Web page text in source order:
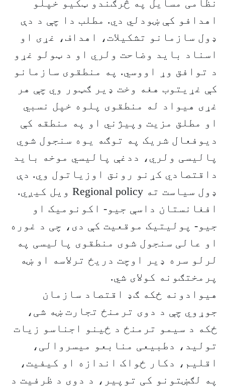
نظامی مسایل په څرګندو ټکیو خپلو
اهدافو کې ښودلي دي. مطلب دا چې د دې
ډول سازمانو تشکیلات، اهداف، غړی او
اسناد باید وضاحت ولري او د ټولو غړو
د توافق وړ اووسي. په منطقوی سازمانو
کې غړيتوب هغه وخت ډير ګټور وي چې هر
غړی هیواد له منطقوی پلوه خپل نسبي
او مطلق مزيت وپيژني او په منطقه کې
ديوفعال شريک په توګه يوه سنجول شوي
پاليسی ولري، ددغې پاليسي موخه بايد
داقتصادي کړنو رونق اوزياتول وي. دې
ډول سياست ته Regional policy ويل کيږي.
افغانستان داسې جیو- اکونومیک او
جیو- پولیتیک موقعیت کې دی، چی د غوره
او عالی سنجول شوی منطقوی پالیسی په
لرلو سره ډیر اوچت دریځ ترلاسه او ښه
پرمختګونه کولای شي.
هیوادونه ځکه ګډ اقتصاد سازمان
جوړوي چې د دوی ترمنځ تجارت ښه شی،
ځکه د سیمو ترمنځ د ځینو اجناسو زیات
تولید، دطبیعی منابعو میسروالی،
اقلیم، دکار ځواک اندازه او کیفیت،
په لګښتونو کی توپیر، د دوی د ظرفیت د